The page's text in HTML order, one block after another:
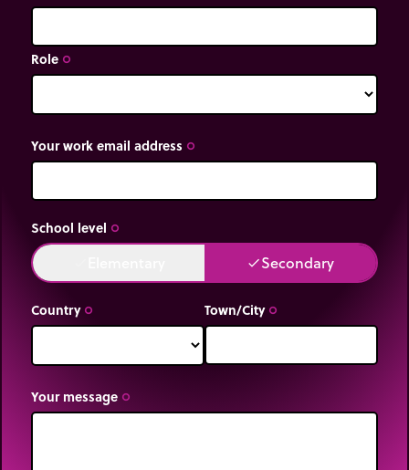
Role trip_origin
Your work email address trip_origin
School level trip_origin
doneSecondary
Country trip_origin Town/City trip_origin
Your message trip_origin